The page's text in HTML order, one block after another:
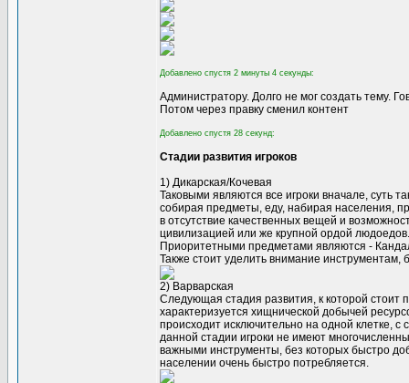
Добавлено спустя 2 минуты 4 секунды:
Администратору. Долго не мог создать тему.
Потом через правку сменил контент
Добавлено спустя 28 секунд:
Стадии развития игроков
1) Дикарская/Кочевая
Таковыми являются все игроки вначале, суть
собирая предметы, еду, набирая населения,
в отсутствие качественных вещей и
цивилизацией или же крупной ордой людоедов.
Приоритетными предметами являются -
Также стоит уделить внимание
2) Варварская
Следующая стадия развития, к которой стоит
характеризуется хищнической добычей
происходит исключительно на одной клетке,
данной стадии игроки не имеют
важными инструменты, без которых быстро
населении очень быстро потребляется.